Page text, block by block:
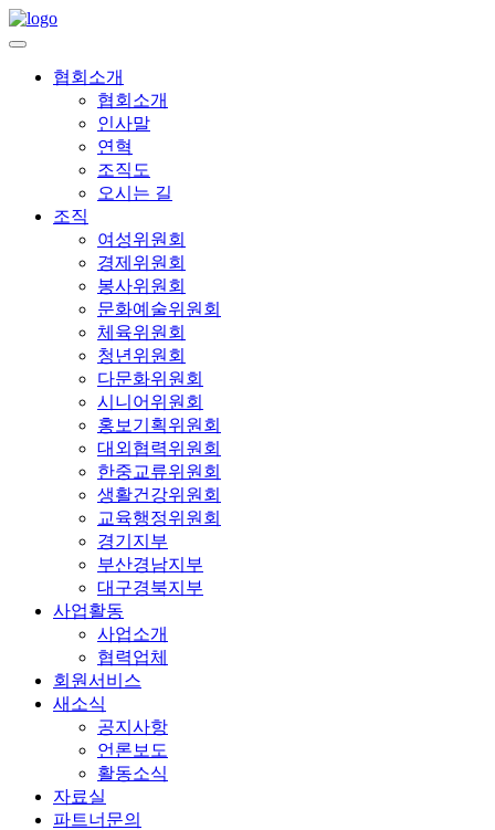
협회소개
협회소개
인사말
연혁
조직도
오시는 길
조직
여성위원회
경제위원회
봉사위원회
문화예술위원회
체육위원회
청년위원회
다문화위원회
시니어위원회
홍보기획위원회
대외협력위원회
한중교류위원회
생활건강위원회
교육행정위원회
경기지부
부산경남지부
대구경북지부
사업활동
사업소개
협력업체
회원서비스
새소식
공지사항
언론보도
활동소식
자료실
파트너문의